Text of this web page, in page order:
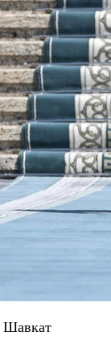
Шавкат